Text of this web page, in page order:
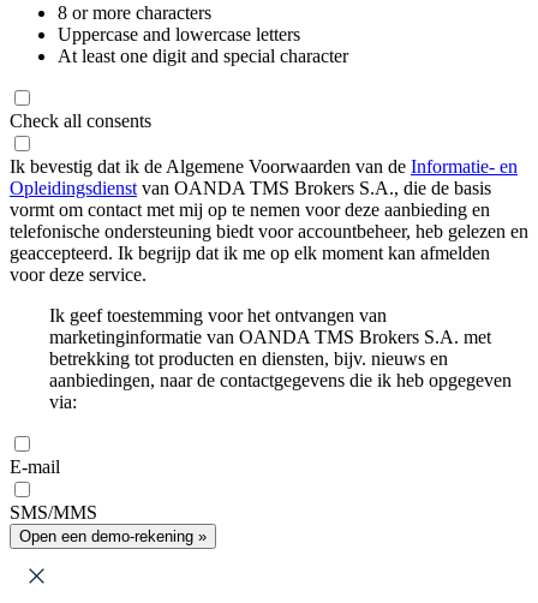
8 or more characters
Uppercase and lowercase letters
At least one digit and special character
Check all consents
Ik bevestig dat ik de Algemene Voorwaarden van de Informatie- en
Opleidingsdienst van OANDA TMS Brokers S.A., die de basis
vormt om contact met mij op te nemen voor deze aanbieding en
telefonische ondersteuning biedt voor accountbeheer, heb gelezen en
geaccepteerd. Ik begrijp dat ik me op elk moment kan afmelden
voor deze service.
Ik geef toestemming voor het ontvangen van
marketinginformatie van OANDA TMS Brokers S.A. met
betrekking tot producten en diensten, bijv. nieuws en
aanbiedingen, naar de contactgegevens die ik heb opgegeven
via:
E-mail
SMS/MMS
Open een demo-rekening »